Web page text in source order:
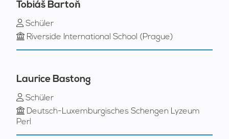
Tobiáš Bartoň
Schüler
Riverside International School (Prague)
Laurice Bastong
Schüler
Deutsch-Luxemburgisches Schengen Lyzeum
Perl